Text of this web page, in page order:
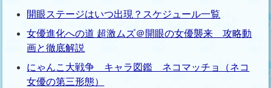
開眼ステージはいつ出現？スケジュール一覧
女優進化への道 超激ムズ＠開眼の女優襲来 攻略動
画と徹底解説
にゃんこ大戦争 キャラ図鑑 ネコマッチョ（ネコ
女優の第三形態）